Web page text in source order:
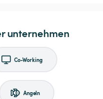
unternehmen
Co-Working
Angeln